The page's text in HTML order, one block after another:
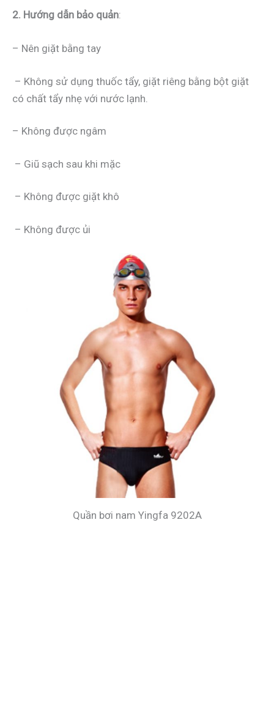
2. Hướng dẫn bảo quản:
– Nên giặt bằng tay
– Không sử dụng thuốc tẩy, giặt riêng bằng bột giặt
có chất tẩy nhẹ với nước lạnh.
– Không được ngâm
– Giũ sạch sau khi mặc
– Không được giặt khô
– Không được ủi
Quần bơi nam Yingfa 9202A